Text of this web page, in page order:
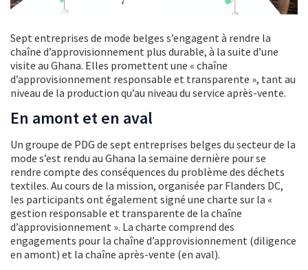
Sept entreprises de mode belges s’engagent à rendre la
chaîne d’approvisionnement plus durable, à la suite d’une
visite au Ghana. Elles promettent une « chaîne
d’approvisionnement responsable et transparente », tant au
niveau de la production qu’au niveau du service après-vente.
En amont et en aval
Un groupe de PDG de sept entreprises belges du secteur de la
mode s’est rendu au Ghana la semaine dernière pour se
rendre compte des conséquences du problème des déchets
textiles. Au cours de la mission, organisée par Flanders DC,
les participants ont également signé une charte sur la «
gestion responsable et transparente de la chaîne
d’approvisionnement ». La charte comprend des
engagements pour la chaîne d’approvisionnement (diligence
en amont) et la chaîne après-vente (en aval).